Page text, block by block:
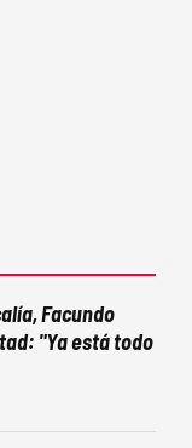
Facundo
"Ya está todo